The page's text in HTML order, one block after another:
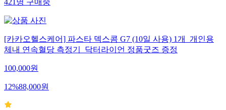
421명구매중
[카카오헬스케어] 파스타 덱스콤 G7 (10일 사용) 1개_개인용
체내 연속혈당 측정기_닥터라이언 정품굿즈 증정
100,000원
12%88,000원